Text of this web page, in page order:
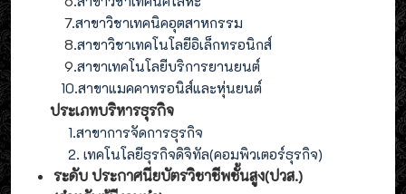
7.สาขาวิชาเทคนิคอุตสาหกรรม
8.สาขาวิชาเทคโนโลยีอิเล็กทรอนิกส์
9.สาขาเทคโนโลยีบริการยานยนต์
10.สาขาแมคคาทรอนิส์และหุ่นยนต์
ประเภทบริหารธุรกิจ
1.สาขาการจัดการธุรกิจ
2. เทคโนโลยีธุรกิจดิจิทัล(คอมพิวเตอร์ธุรกิจ)
ระดับ ประกาศนียบัตรวิชาชีพชั้นสูง(ปวส.)